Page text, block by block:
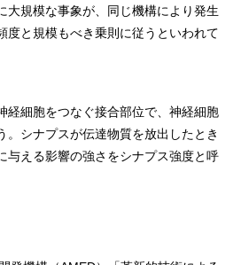
大規模な事象が、同じ機構により発生
度と規模もべき乗則に従うといわれて
経細胞をつなぐ接合部位で、神経細胞
。シナプスが伝達物質を放出したとき
与える影響の強さをシナプス強度と呼